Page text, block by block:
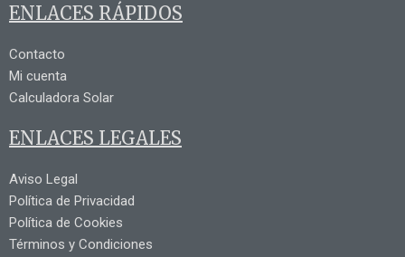
ENLACES RÁPIDOS
Contacto
Mi cuenta
Calculadora Solar
ENLACES LEGALES
Aviso Legal
Política de Privacidad
Política de Cookies
Términos y Condiciones